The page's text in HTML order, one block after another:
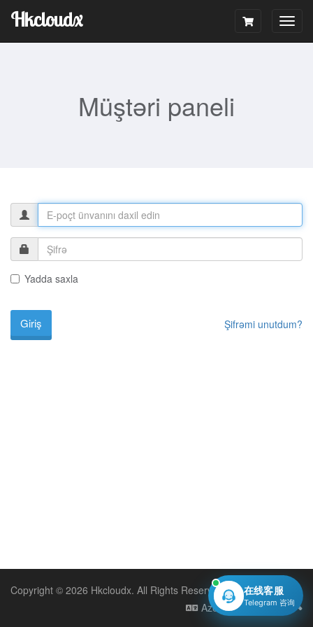
Hkcloudx
Müştəri paneli
Yadda saxla
Şifrəmi unutdum?
Copyright © 2026 Hkcloudx. All Rights Reserved.
Azerbaijani
在线客服
Telegram 咨询